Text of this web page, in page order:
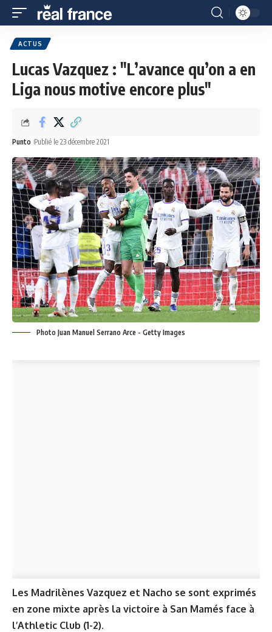
ACTUS
Lucas Vazquez : "L’avance qu’on a en
Liga nous motive encore plus"
Punto Publié le 23 décembre 2021
Photo Juan Manuel Serrano Arce - Getty Images
Les Madrilènes Vazquez et Nacho se sont exprimés
en zone mixte après la victoire à San Mamés face à
l’Athletic Club (1-2).